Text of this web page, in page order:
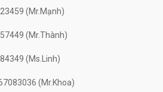
(Mr.Mạnh)
(Mr.Thành)
(Ms.Linh)
(Mr.Khoa)